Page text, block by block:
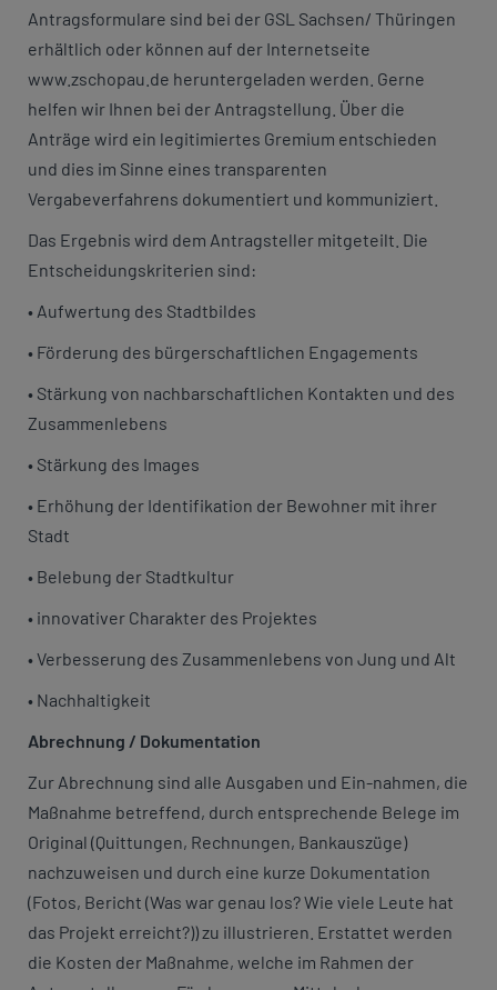
Antragsformulare sind bei der GSL Sachsen/ Thüringen
erhältlich oder können auf der Internetseite
www.zschopau.de heruntergeladen werden. Gerne
helfen wir Ihnen bei der Antragstellung. Über die
Anträge wird ein legitimiertes Gremium entschieden
und dies im Sinne eines transparenten
Vergabeverfahrens dokumentiert und kommuniziert.
Das Ergebnis wird dem Antragsteller mitgeteilt. Die
Entscheidungskriterien sind:
• Aufwertung des Stadtbildes
• Förderung des bürgerschaftlichen Engagements
• Stärkung von nachbarschaftlichen Kontakten und des
Zusammenlebens
• Stärkung des Images
• Erhöhung der Identifikation der Bewohner mit ihrer
Stadt
• Belebung der Stadtkultur
• innovativer Charakter des Projektes
• Verbesserung des Zusammenlebens von Jung und Alt
• Nachhaltigkeit
Abrechnung / Dokumentation
Zur Abrechnung sind alle Ausgaben und Ein-nahmen, die
Maßnahme betreffend, durch entsprechende Belege im
Original (Quittungen, Rechnungen, Bankauszüge)
nachzuweisen und durch eine kurze Dokumentation
(Fotos, Bericht (Was war genau los? Wie viele Leute hat
das Projekt erreicht?)) zu illustrieren. Erstattet werden
die Kosten der Maßnahme, welche im Rahmen der